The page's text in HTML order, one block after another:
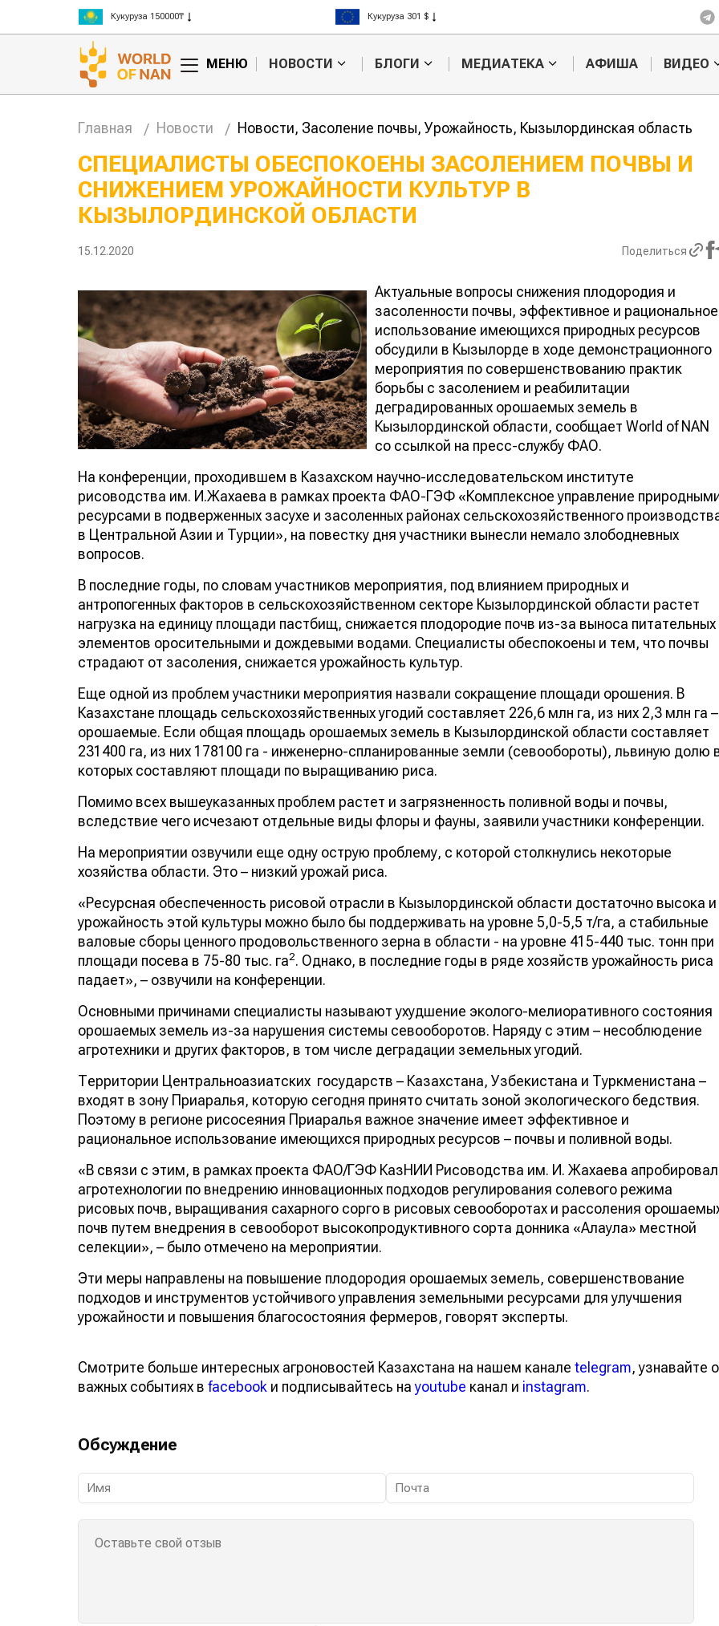
Рис 300000₸
Пшеница 3 класс 125000₸
Рис 408 $
Пшеница 423 $
МЕНЮ НОВОСТИ БЛОГИ МЕДИАТЕКА АФИША ВИДЕО
Главная Новости Новости, Засоление почвы, Урожайность, Кызылординская область
СПЕЦИАЛИСТЫ ОБЕСПОКОЕНЫ ЗАСОЛЕНИЕМ ПОЧВЫ И
СНИЖЕНИЕМ УРОЖАЙНОСТИ КУЛЬТУР В
КЫЗЫЛОРДИНСКОЙ ОБЛАСТИ
15.12.2020 Поделиться
Актуальные вопросы снижения плодородия и
засоленности почвы, эффективное и рациональное
использование имеющихся природных ресурсов
обсудили в Кызылорде в ходе демонстрационного
мероприятия по совершенствованию практик
борьбы с засолением и реабилитации
деградированных орошаемых земель в
Кызылординской области, сообщает World of NAN
со ссылкой на пресс-службу ФАО.
На конференции, проходившем в Казахском научно-исследовательском институте
рисоводства им. И.Жахаева в рамках проекта ФАО-ГЭФ «Комплексное управление
ресурсами в подверженных засухе и засоленных районах сельскохозяйственного
в Центральной Азии и Турции», на повестку дня участники вынесли немало злободневных
вопросов.
В последние годы, по словам участников мероприятия, под влиянием природных и
антропогенных факторов в сельскохозяйственном секторе Кызылординской области растет
нагрузка на единицу площади пастбищ, снижается плодородие почв из-за выноса питательных
элементов оросительными и дождевыми водами. Специалисты обеспокоены и тем, что почвы
страдают от засоления, снижается урожайность культур.
Еще одной из проблем участники мероприятия назвали сокращение площади орошения. В
Казахстане площадь сельскохозяйственных угодий составляет 226,6 млн га, из них 2,3 млн га –
орошаемые. Если общая площадь орошаемых земель в Кызылординской области составляет
231400 га, из них 178100 га - инженерно-спланированные земли (севообороты), львиную долю
которых составляют площади по выращиванию риса.
Помимо всех вышеуказанных проблем растет и загрязненность поливной воды и почвы,
вследствие чего исчезают отдельные виды флоры и фауны, заявили участники конференции.
На мероприятии озвучили еще одну острую проблему, с которой столкнулись некоторые
хозяйства области. Это – низкий урожай риса.
«Ресурсная обеспеченность рисовой отрасли в Кызылординской области достаточно высока и
урожайность этой культуры можно было бы поддерживать на уровне 5,0-5,5 т/га, а стабильные
валовые сборы ценного продовольственного зерна в области - на уровне 415-440 тыс. тонн при
площади посева в 75-80 тыс. га2. Однако, в последние годы в ряде хозяйств урожайность риса
падает», – озвучили на конференции.
Основными причинами специалисты называют ухудшение эколого-мелиоративного состояния
орошаемых земель из-за нарушения системы севооборотов. Наряду с этим – несоблюдение
агротехники и других факторов, в том числе деградации земельных угодий.
Территории Центральноазиатских государств – Казахстана, Узбекистана и Туркменистана –
входят в зону Приаралья, которую сегодня принято считать зоной экологического бедствия.
Поэтому в регионе рисосеяния Приаралья важное значение имеет эффективное и
рациональное использование имеющихся природных ресурсов – почвы и поливной воды.
«В связи с этим, в рамках проекта ФАО/ГЭФ КазНИИ Рисоводства им. И. Жахаева апробировал
агротехнологии по внедрению инновационных подходов регулирования солевого режима
рисовых почв, выращивания сахарного сорго в рисовых севооборотах и рассоления
почв путем внедрения в севооборот высокопродуктивного сорта донника «Алаула» местной
селекции», – было отмечено на мероприятии.
Эти меры направлены на повышение плодородия орошаемых земель, совершенствование
подходов и инструментов устойчивого управления земельными ресурсами для улучшения
урожайности и повышения благосостояния фермеров, говорят эксперты.
Смотрите больше интересных агроновостей Казахстана на нашем канале telegram, узнавайте о
важных событиях в facebook и подписывайтесь наyoutube канал и instagram.
Обсуждение
Казахстанское
сельхозсырье
используют для
авиатоплива
Картофельные
войны: колорадского
жука будут выжигать